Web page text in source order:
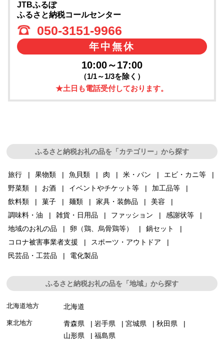
JTBふるぽ
ふるさと納税コールセンター
050-3151-9966
年中無休
10:00～17:00
（1/1～1/3を除く）
★土日も電話受付しております。
ふるさと納税お礼の品を「カテゴリー」から探す
旅行 果物類 魚貝類 肉 米・パン
エビ・カニ等
野菜類
お酒 イベントやチケット等
加工品等
飲料類
菓子 麺類 家具・装飾品
美容
調味料・油
雑貨・日用品 ファッション
感謝状等
地域のお礼の品
卵（鶏、烏骨鶏等）
鍋セット
コロナ被害事業者支援
スポーツ・アウトドア
民芸品・工芸品
電化製品
ふるさと納税お礼の品を「地域」から探す
北海道地方 北海道
東北地方 青森県 岩手県 宮城県
秋田県
山形県
福島県